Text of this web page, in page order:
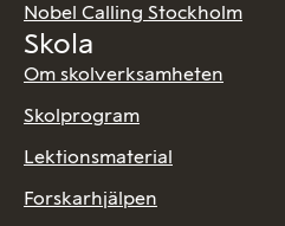
Nobel Calling Stockholm
Skola
Om skolverksamheten
Skolprogram
Lektionsmaterial
Forskarhjälpen